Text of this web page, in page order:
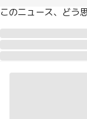
このニュース、どう